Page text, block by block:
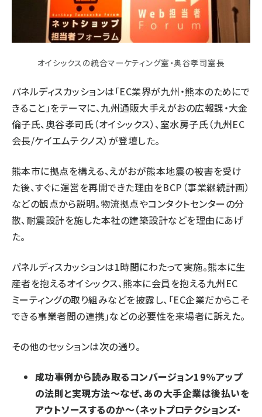
オイシックスの統合マーケティング室・奥谷孝司室長
パネルディスカッションは「EC業界が九州・熊本のためにで
きること」をテーマに、九州通販大手えがおの広報課・大金
倫子氏、奥谷孝司氏（オイシックス）、室水房子氏（九州EC
会長/ケイエムテクノス）が登壇した。
熊本市に拠点を構える、えがおが熊本地震の被害を受け
た後、すぐに運営を再開できた理由をBCP（事業継続計画）
などの観点から説明。物流拠点やコンタクトセンターの分
散、耐震設計を施した本社の建築設計などを理由にあげ
た。
パネルディスカッションは1時間にわたって実施。熊本に生
産者を抱えるオイシックス、熊本に会員を抱える九州EC
ミーティングの取り組みなどを披露し、「EC企業だからこそ
できる事業者間の連携」などの必要性を来場者に訴えた。
その他のセッションは次の通り。
成功事例から読み取るコンバージョン19%アップ
の法則と実現方法～なぜ、あの大手企業は後払いを
アウトソースするのか～（ネットプロテクションズ・